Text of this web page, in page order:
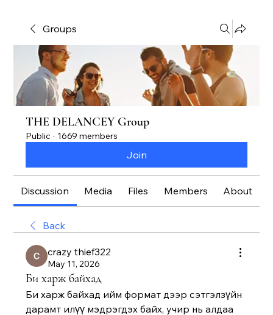
Groups
THE DELANCEY Group
Public · 1669 members
Join
Discussion Media Files Members About
Back
crazy thief322
May 11, 2026
Би харж байхад
Би харж байхад ийм формат дээр сэтгэлзүйн
дарамт илүү мэдрэгдэх байх, учир нь алдаа